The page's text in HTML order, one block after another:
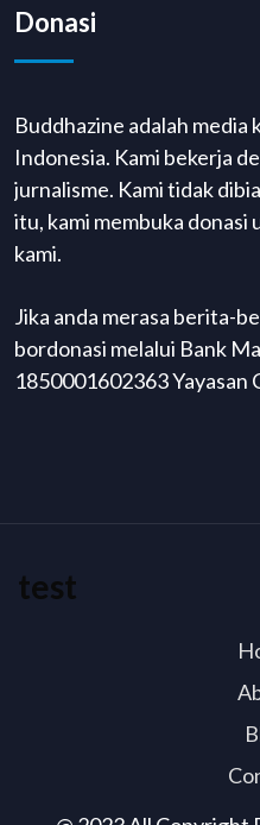
Donasi
Buddhazine adalah media
Indonesia. Kami bekerja
jurnalisme. Kami tidak
itu, kami membuka
kami.
Jika anda merasa berita-
bordonasi melalui Bank
1850001602363 Yayasan
test